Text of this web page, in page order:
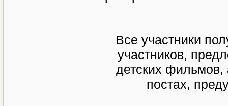
Все участники
участников,
детских фильмов,
постах,